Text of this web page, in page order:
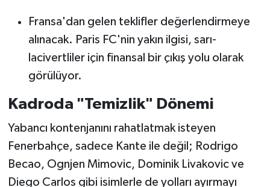
Fransa'dan gelen teklifler değerlendirmeye
alınacak. Paris FC'nin yakın ilgisi, sarı-
lacivertliler için finansal bir çıkış yolu olarak
görülüyor.
Kadroda "Temizlik" Dönemi
Yabancı kontenjanını rahatlatmak isteyen
Fenerbahçe, sadece Kante ile değil; Rodrigo
Becao, Ognjen Mimovic, Dominik Livakovic ve
Diego Carlos gibi isimlerle de yolları ayırmayı